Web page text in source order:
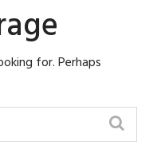
for. Perhaps